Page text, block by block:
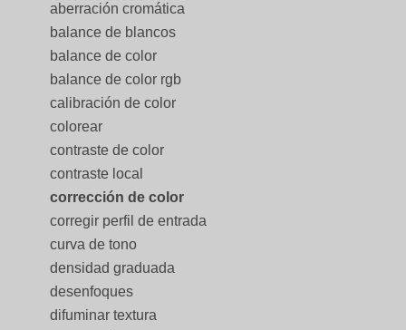
aberración cromática
balance de blancos
balance de color
balance de color rgb
calibración de color
colorear
contraste de color
contraste local
corrección de color
corregir perfil de entrada
curva de tono
densidad graduada
desenfoques
difuminar textura